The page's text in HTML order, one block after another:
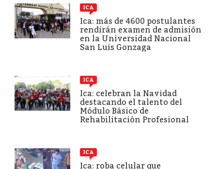
ICA
Ica: más de 4600 postulantes
rendirán examen de admisión
en la Universidad Nacional
San Luis Gonzaga
ICA
Ica: celebran la Navidad
destacando el talento del
Módulo Básico de
Rehabilitación Profesional
ICA
Ica: roba celular que